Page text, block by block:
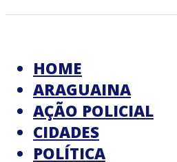
HOME
ARAGUAINA
AÇÃO POLICIAL
CIDADES
POLÍTICA